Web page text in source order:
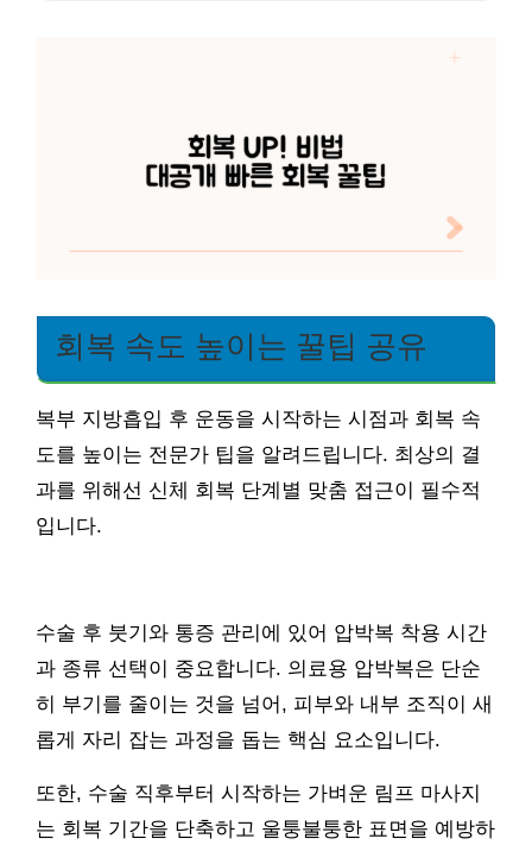
회복 속도 높이는 꿀팁 공유
복부 지방흡입 후 운동을 시작하는 시점과 회복 속
도를 높이는 전문가 팁을 알려드립니다. 최상의 결
과를 위해선 신체 회복 단계별 맞춤 접근이 필수적
입니다.
수술 후 붓기와 통증 관리에 있어 압박복 착용 시간
과 종류 선택이 중요합니다. 의료용 압박복은 단순
히 부기를 줄이는 것을 넘어, 피부와 내부 조직이 새
롭게 자리 잡는 과정을 돕는 핵심 요소입니다.
또한, 수술 직후부터 시작하는 가벼운 림프 마사지
는 회복 기간을 단축하고 울퉁불퉁한 표면을 예방하